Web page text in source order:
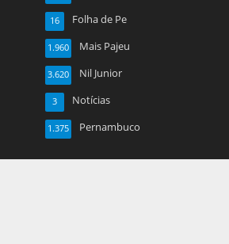
Folha de Pe
16
Mais Pajeu
1.960
Nil Junior
3.620
Notícias
3
Pernambuco
1.375